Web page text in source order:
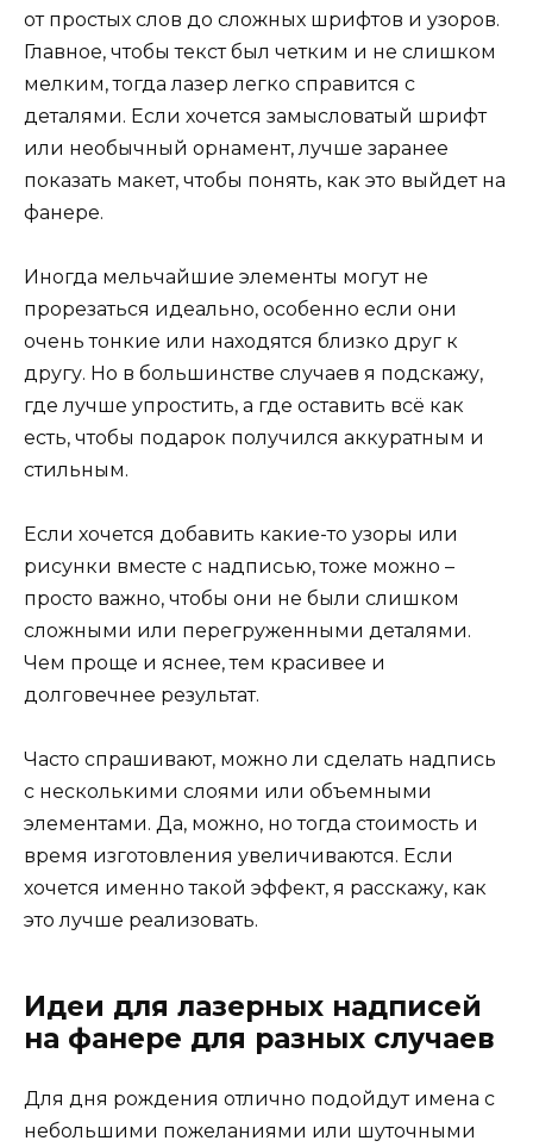
от простых слов до сложных шрифтов и узоров.
Главное, чтобы текст был четким и не слишком
мелким, тогда лазер легко справится с
деталями. Если хочется замысловатый шрифт
или необычный орнамент, лучше заранее
показать макет, чтобы понять, как это выйдет на
фанере.
Иногда мельчайшие элементы могут не
прорезаться идеально, особенно если они
очень тонкие или находятся близко друг к
другу. Но в большинстве случаев я подскажу,
где лучше упростить, а где оставить всё как
есть, чтобы подарок получился аккуратным и
стильным.
Если хочется добавить какие-то узоры или
рисунки вместе с надписью, тоже можно –
просто важно, чтобы они не были слишком
сложными или перегруженными деталями.
Чем проще и яснее, тем красивее и
долговечнее результат.
Часто спрашивают, можно ли сделать надпись
с несколькими слоями или объемными
элементами. Да, можно, но тогда стоимость и
время изготовления увеличиваются. Если
хочется именно такой эффект, я расскажу, как
это лучше реализовать.
Идеи для лазерных надписей
на фанере для разных случаев
Для дня рождения отлично подойдут имена с
небольшими пожеланиями или шуточными